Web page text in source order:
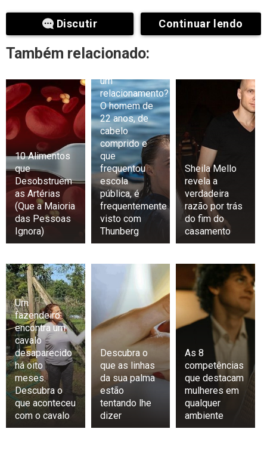
Discutir Continuar lendo
Também relacionado:
10 Alimentos
que
Desobstruem
as Artérias
(Que a Maioria
das Pessoas
Ignora)
Exclusivo:
um
relacionamento?
O homem de
22 anos, de
cabelo
comprido e
que
frequentou
escola
pública, é
frequentemente
visto com
Thunberg
Sheila Mello
revela a
verdadeira
razão por trás
do fim do
casamento
Um
fazendeiro
encontra um
cavalo
desaparecido
há oito
meses.
Descubra o
que aconteceu
com o cavalo
Descubra o
que as linhas
da sua palma
estão
tentando lhe
dizer
As 8
competências
que destacam
mulheres em
qualquer
ambiente